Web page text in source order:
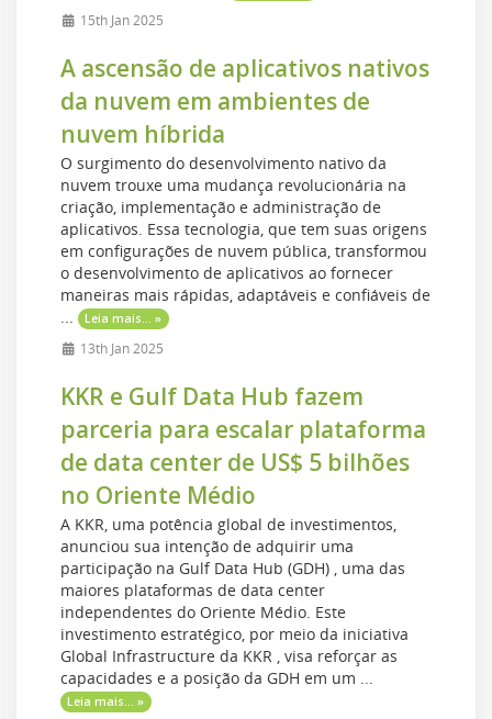
15th Jan 2025
A ascensão de aplicativos nativos
da nuvem em ambientes de
nuvem híbrida
O surgimento do desenvolvimento nativo da
nuvem trouxe uma mudança revolucionária na
criação, implementação e administração de
aplicativos. Essa tecnologia, que tem suas origens
em configurações de nuvem pública, transformou
o desenvolvimento de aplicativos ao fornecer
maneiras mais rápidas, adaptáveis ​​e confiáveis ​​de
...
Leia mais... »
13th Jan 2025
KKR e Gulf Data Hub fazem
parceria para escalar plataforma
de data center de US$ 5 bilhões
no Oriente Médio
A KKR, uma potência global de investimentos,
anunciou sua intenção de adquirir uma
participação na Gulf Data Hub (GDH) , uma das
maiores plataformas de data center
independentes do Oriente Médio. Este
investimento estratégico, por meio da iniciativa
Global Infrastructure da KKR , visa reforçar as
capacidades e a posição da GDH em um ...
Leia mais... »